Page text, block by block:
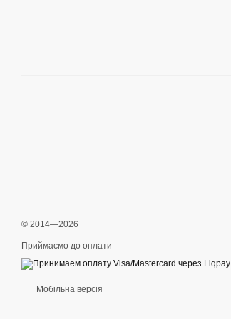
© 2014—2026
Приймаємо до оплати
Мобільна версія